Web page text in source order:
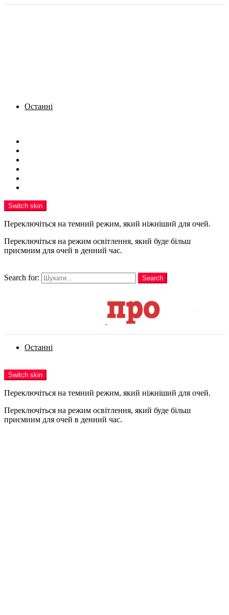
Останні
Switch skin
Переключіться на темний режим, який ніжніший для очей.
Переключіться на режим освітлення, який буде більш
приємним для очей в денний час.
Search for:
Search
Останні
Switch skin
Переключіться на темний режим, який ніжніший для очей.
Переключіться на режим освітлення, який буде більш
приємним для очей в денний час.